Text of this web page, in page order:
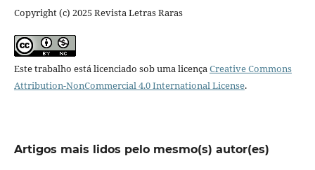
Copyright (c) 2025 Revista Letras Raras
Este trabalho está licenciado sob uma licençaCreative Commons
Attribution-NonCommercial 4.0 International License.
Artigos mais lidos pelo mesmo(s) autor(es)